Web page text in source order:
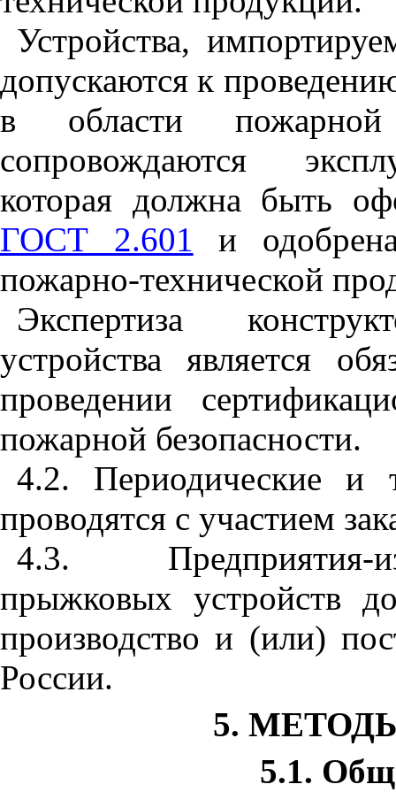
Устройства,
допускаются к
в области
сопровождаются
которая должна быть
ГОСТ 2.601 и
пожарно-технической
Экспертиза
устройства является
проведении
пожарной безопасности.
4.2. Периодические и
проводятся с участием
4.3. Предприятия-
прыжковых устройств
производство и (или)
России.
5.
5.1.